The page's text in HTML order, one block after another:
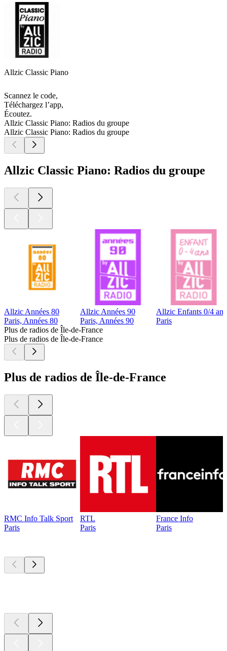
Allzic Classic Piano
Scannez le code,
Téléchargez l’app,
Écoutez.
Allzic Classic Piano: Radios du groupe
Allzic Classic Piano: Radios du groupe
Allzic Classic Piano: Radios du groupe
Allzic Années 80
Paris, Années 80
Allzic Années 90
Paris, Années 90
Allzic Enfants 0/4 ans
Paris
Plus de radios de Île-de-France
Plus de radios de Île-de-France
Plus de radios de Île-de-France
RMC Info Talk Sport
Paris
RTL
Paris
France Info
Paris